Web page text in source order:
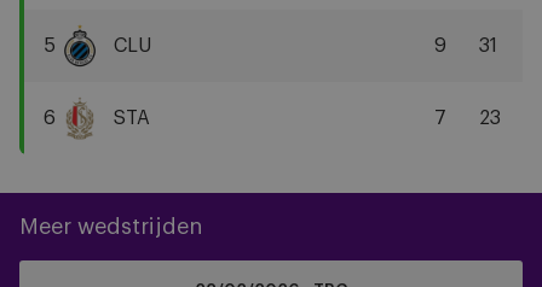
U13
5
Brugge
CLU 9 31
6
STA 7 23
Meer wedstrijden